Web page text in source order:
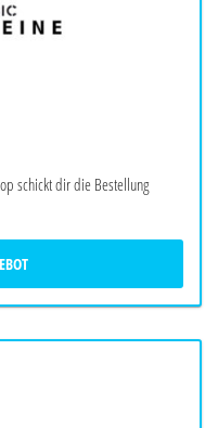
schickt dir die Bestellung